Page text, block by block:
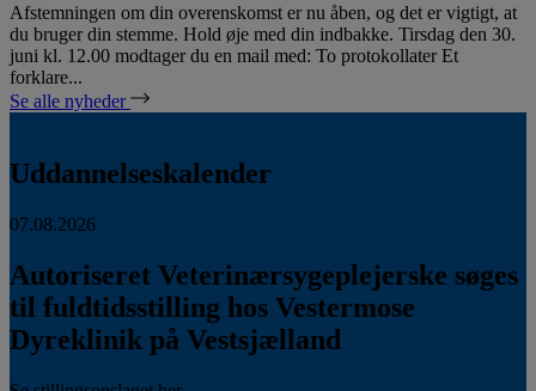
Afstemningen om din overenskomst er nu åben, og det er vigtigt, at
du bruger din stemme. Hold øje med din indbakke. Tirsdag den 30.
juni kl. 12.00 modtager du en mail med: To protokollater Et
forklare...
Se alle nyheder
Uddannelseskalender
07.08.2026
Autoriseret Veterinærsygeplejerske søges
til fuldtidsstilling hos Vestermose
Dyreklinik på Vestsjælland